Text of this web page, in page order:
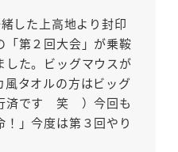
した上高地より封印
「第２回大会」が乗鞍
した。ビッグマウスが
タオルの方はビッグ
済です 笑 ）今回も
」今度は第３回やり